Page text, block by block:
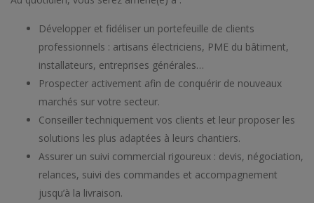
Développer et fidéliser un portefeuille de clients
professionnels : artisans électriciens, PME du bâtiment,
installateurs, entreprises générales…
Prospecter activement afin de conquérir de nouveaux
marchés sur votre secteur.
Conseiller techniquement vos clients et leur proposer les
solutions les plus adaptées à leurs chantiers.
Assurer un suivi commercial rigoureux : devis, négociation,
relances, suivi des commandes et accompagnement
jusqu’à la livraison.